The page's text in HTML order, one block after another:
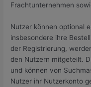
Frachtunternehmen
Nutzer können optional
insbesondere ihre
der Registrierung,
den Nutzern mitgeteilt.
und können von
Nutzer ihr Nutzerkonto